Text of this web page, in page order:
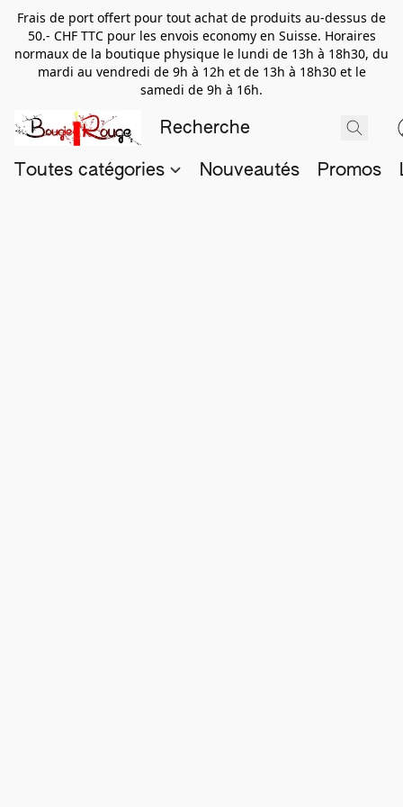
Frais de port offert pour tout achat de produits au-dessus de
50.- CHF TTC pour les envois economy en Suisse. Horaires
normaux de la boutique physique le lundi de 13h à 18h30, du
mardi au vendredi de 9h à 12h et de 13h à 18h30 et le
samedi de 9h à 16h.
Toutes catégories Nouveautés Promos